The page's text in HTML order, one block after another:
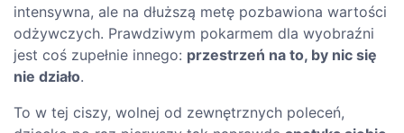
intensywna, ale na dłuższą metę pozbawiona wartości
odżywczych. Prawdziwym pokarmem dla wyobraźni
jest coś zupełnie innego: przestrzeń na to, by nic się
nie działo.
To w tej ciszy, wolnej od zewnętrznych poleceń,